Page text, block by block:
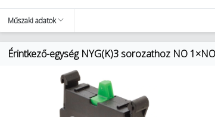
Műszaki adatok
Érintkező-egység NYG(K)3 sorozathoz NO